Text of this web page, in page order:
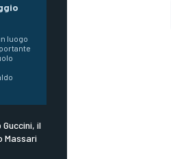
luogo
il
Massari